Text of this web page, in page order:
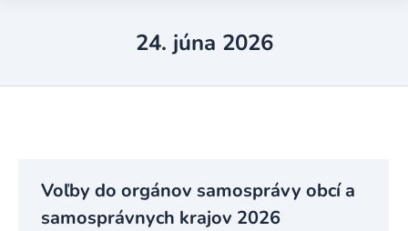
24. júna 2026
Voľby do orgánov samosprávy obcí a
samosprávnych krajov 2026